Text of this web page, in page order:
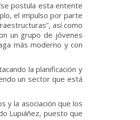
postula esta entente
el impulso por parte
así como
un grupo de jóvenes
más moderno y con
la planificación y
un sector que está
y la asociación que los
Lupiáñez, puesto que